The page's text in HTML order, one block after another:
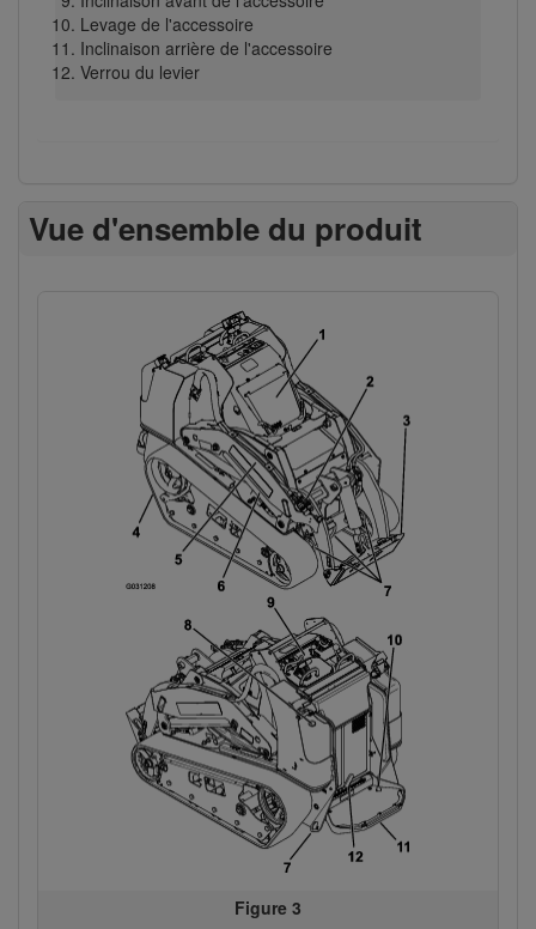
Levage de l'accessoire
Inclinaison arrière de l'accessoire
Verrou du levier
Vue d'ensemble du produit
Figure 3